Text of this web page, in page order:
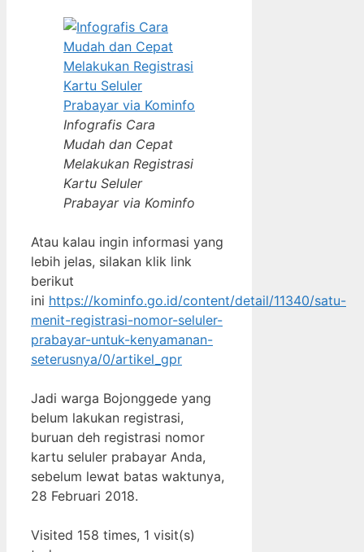
Infografis Cara
Mudah dan Cepat
Melakukan Registrasi
Kartu Seluler
Prabayar via Kominfo
Atau kalau ingin informasi yang
lebih jelas, silakan klik link
berikut
ini https://kominfo.go.id/content/detail/11340/satu-
menit-registrasi-nomor-seluler-
prabayar-untuk-kenyamanan-
seterusnya/0/artikel_gpr
Jadi warga Bojonggede yang
belum lakukan registrasi,
buruan deh registrasi nomor
kartu seluler prabayar Anda,
sebelum lewat batas waktunya,
28 Februari 2018.
Visited 158 times, 1 visit(s)